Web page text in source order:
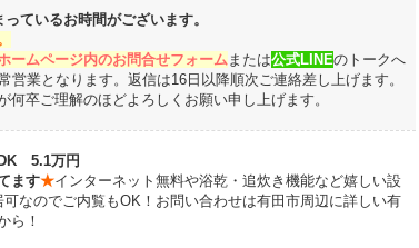
ているお時間がございます。
ームページ内のお問合せフォームまたは公式LINEのトークへ
営業となります。 返信は16日以降順次ご連絡差し上げます。
卒ご理解のほどよろしくお願い申し上げます。
5.1万円
ます★インターネット無料や浴乾・追炊き機能など嬉しい設
なのでご内覧もOK！お問い合わせは有田市周辺に詳しい有
ら！